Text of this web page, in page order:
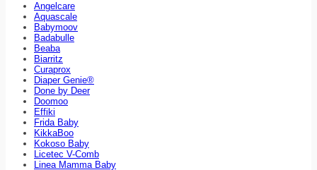
Angelcare
Aquascale
Babymoov
Badabulle
Beaba
Biarritz
Curaprox
Diaper Genie®
Done by Deer
Doomoo
Effiki
Frida Baby
KikkaBoo
Kokoso Baby
Licetec V-Comb
Linea Mamma Baby